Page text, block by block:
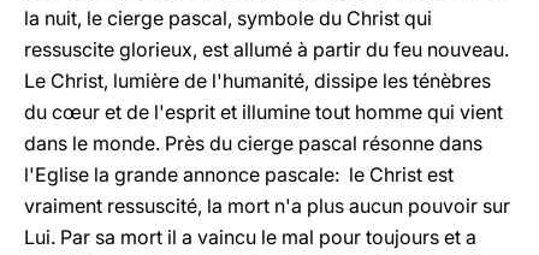
la nuit, le cierge pascal, symbole du Christ qui
ressuscite glorieux, est allumé à partir du feu nouveau.
Le Christ, lumière de l'humanité, dissipe les ténèbres
du cœur et de l'esprit et illumine tout homme qui vient
dans le monde. Près du cierge pascal résonne dans
l'Eglise la grande annonce pascale: le Christ est
vraiment ressuscité, la mort n'a plus aucun pouvoir sur
Lui. Par sa mort il a vaincu le mal pour toujours et a